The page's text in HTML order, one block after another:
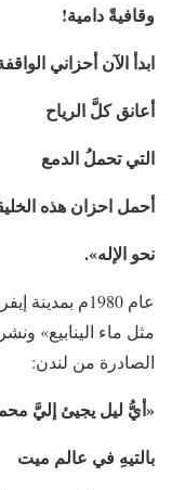
وقافيةً دامية!
ابدأ الآن أحزاني
أعانق كلَّ الرياح
التي تحملُ الدمع
أحمل احزان هذه
نحو الإله».
عام 1980م
الصادرة من لندن:
«أيُّ ليل يجيئ إليَّ
بالتيهِ في عالم ميت